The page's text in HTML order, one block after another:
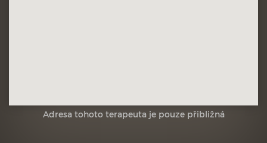
Adresa tohoto terapeuta je pouze přibližná